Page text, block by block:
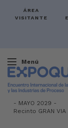
ÁREA
VISITANTE
Menú
- MAYO 2029 -
Recinto GRAN VIA